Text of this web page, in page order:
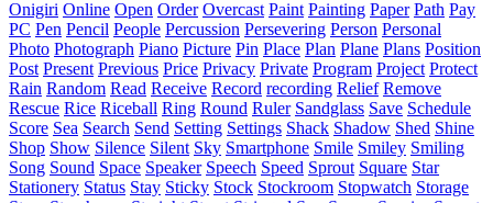
Onigiri Online Open Order Overcast Paint Painting Paper Path Pay
PC Pen Pencil People Percussion Persevering Person Personal
Photo Photograph Piano Picture Pin Place Plan Plane Plans Position
Post Present Previous Price Privacy Private Program Project Protect
Rain Random Read Receive Record recording Relief Remove
Rescue Rice Riceball Ring Round Ruler Sandglass Save Schedule
Score Sea Search Send Setting Settings Shack Shadow Shed Shine
Shop Show Silence Silent Sky Smartphone Smile Smiley Smiling
Song Sound Space Speaker Speech Speed Sprout Square Star
Stationery Status Stay Sticky Stock Stockroom Stopwatch Storage